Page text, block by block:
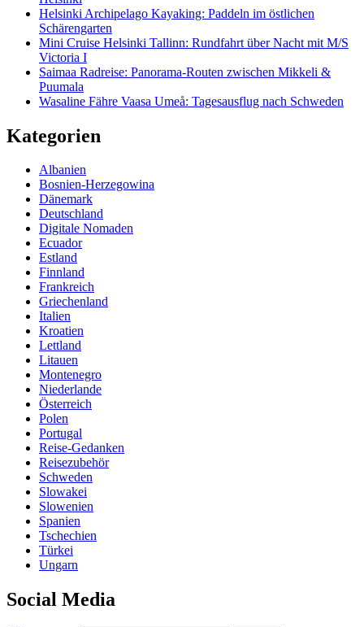
Helsinki Archipelago Kayaking: Paddeln im östlichen
Schärengarten
Mini Cruise Helsinki Tallinn: Rundfahrt über Nacht mit M/S
Victoria I
Saimaa Radreise: Panorama-Routen zwischen Mikkeli &
Puumala
Wasaline Fähre Vaasa Umeå: Tagesausflug nach Schweden
Kategorien
Albanien
Bosnien-Herzegowina
Dänemark
Deutschland
Digitale Nomaden
Ecuador
Estland
Finnland
Frankreich
Griechenland
Italien
Kroatien
Lettland
Litauen
Montenegro
Niederlande
Österreich
Polen
Portugal
Reise-Gedanken
Reisezubehör
Schweden
Slowakei
Slowenien
Spanien
Tschechien
Türkei
Ungarn
Social Media